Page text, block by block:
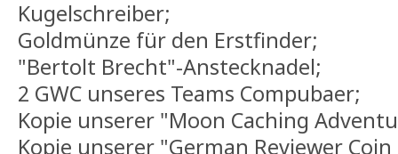
Kugelschreiber;
Goldmünze für den Erstfinder;
"Bertolt Brecht"-Anstecknadel;
2 GWC unseres Teams Compubaer;
Kopie unserer "Moon Caching
Kopie unserer "German Reviewer